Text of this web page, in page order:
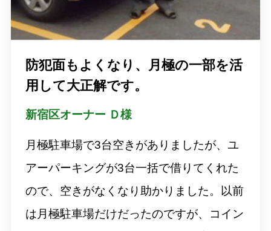
防犯面もよくなり、月極の一部を活
用して大正解です。
新宿区オーナー Ｄ様
月極駐車場で3台空きがありましたが、ユ
アーパーキングが3台一括で借りてくれた
ので、空きがなくなり助かりました。以前
は月極駐車場だけだったのですが、コイン